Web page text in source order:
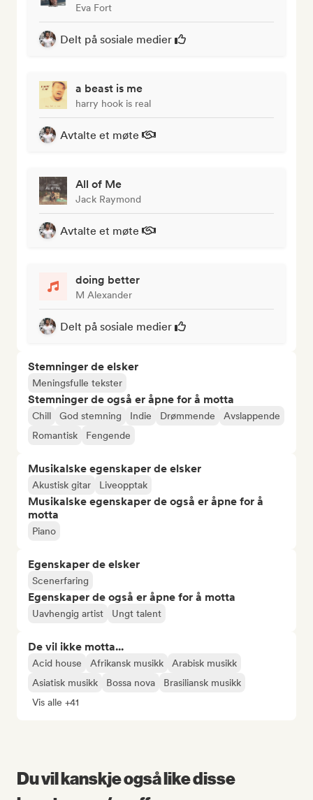
Eva Fort
Delt på sosiale medier
a beast is me
harry hook is real
Avtalte et møte
All of Me
Jack Raymond
Avtalte et møte
doing better
M Alexander
Delt på sosiale medier
Stemninger de elsker
Meningsfulle tekster
Stemninger de også er åpne for å motta
Chill God stemning Indie Drømmende
Avslappende
Romantisk
Fengende
Musikalske egenskaper de elsker
Akustisk gitar Liveopptak
Musikalske egenskaper de også er åpne for å
motta
Piano
Egenskaper de elsker
Scenerfaring
Egenskaper de også er åpne for å motta
Uavhengig artist Ungt talent
De vil ikke motta...
Acid house Afrikansk musikk
Arabisk musikk
Asiatisk musikk
Bossa nova
Brasiliansk musikk
Vis alle +41
Du vil kanskje også like disse